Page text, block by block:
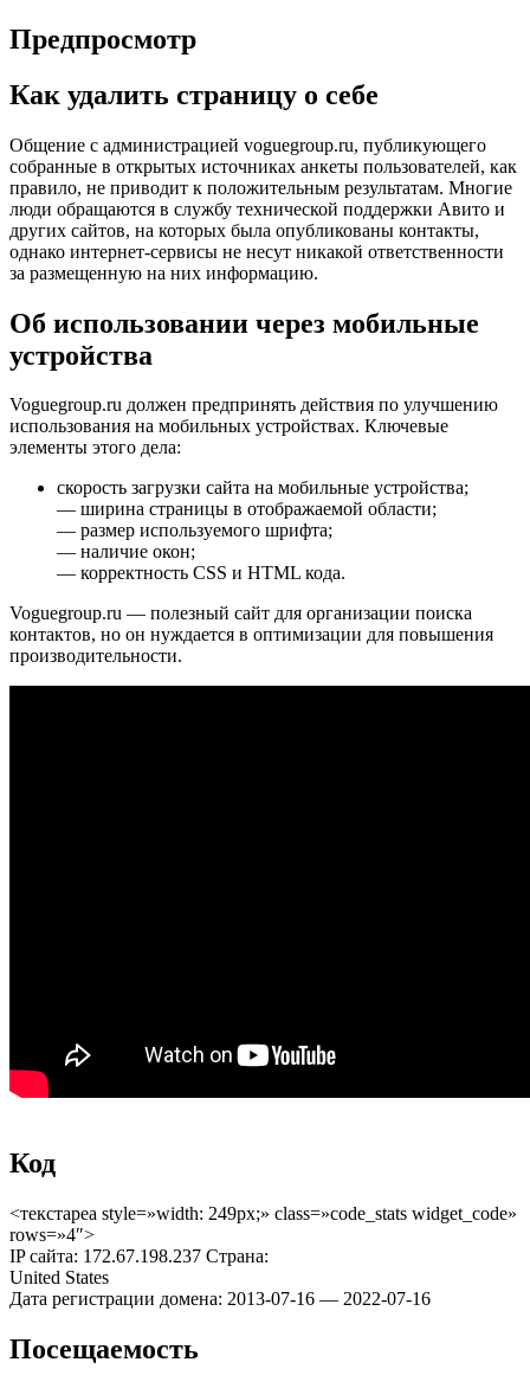
Предпросмотр
Как удалить страницу о себе
Общение с администрацией voguegroup.ru, публикующего
собранные в открытых источниках анкеты пользователей, как
правило, не приводит к положительным результатам. Многие
люди обращаются в службу технической поддержки Авито и
других сайтов, на которых была опубликованы контакты,
однако интернет-сервисы не несут никакой ответственности
за размещенную на них информацию.
Об использовании через мобильные
устройства
Voguegroup.ru должен предпринять действия по улучшению
использования на мобильных устройствах. Ключевые
элементы этого дела:
скорость загрузки сайта на мобильные устройства;
— ширина страницы в отображаемой области;
— размер используемого шрифта;
— наличие окон;
— корректность CSS и HTML кода.
Voguegroup.ru — полезный сайт для организации поиска
контактов, но он нуждается в оптимизации для повышения
производительности.
Код
<текстареа style=»width: 249px;» class=»code_stats widget_code»
rows=»4″>
IP сайта: 172.67.198.237 Страна:
United States
Дата регистрации домена: 2013-07-16 — 2022-07-16
Посещаемость